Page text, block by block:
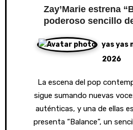
Zay’Marie estrena
poderoso sencillo
yas yas
2026
La escena del pop contemporáneo y el R&B
sigue sumando nuevas
auténticas, y una de ellas
presenta “Balance”, un